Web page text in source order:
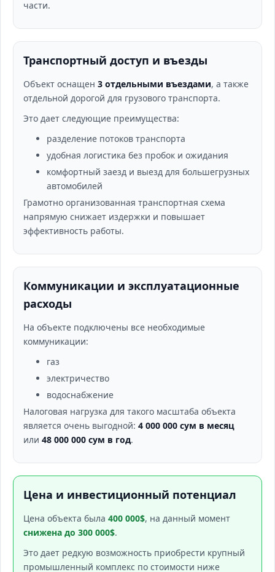
части.
Транспортный доступ и въезды
Объект оснащен 3 отдельными въездами, а также
отдельной дорогой для грузового транспорта.
Это дает следующие преимущества:
разделение потоков транспорта
удобная логистика без пробок и ожидания
комфортный заезд и выезд для большегрузных
автомобилей
Грамотно организованная транспортная схема
напрямую снижает издержки и повышает
эффективность работы.
Коммуникации и эксплуатационные
расходы
На объекте подключены все необходимые
коммуникации:
газ
электричество
водоснабжение
Налоговая нагрузка для такого масштаба объекта
является очень выгодной: 4 000 000 сум в месяц
или 48 000 000 сум в год.
Цена и инвестиционный потенциал
Цена объекта была 400 000$, на данный момент
снижена до 300 000$.
Это дает редкую возможность приобрести крупный
промышленный комплекс по стоимости ниже